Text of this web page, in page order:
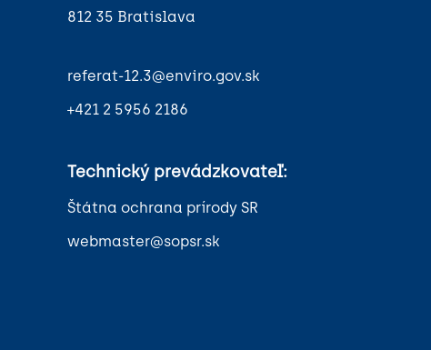
812 35 Bratislava
referat-12.3@enviro.gov.sk
+421 2 5956 2186
Technický prevádzkovateľ:
Štátna ochrana prírody SR
webmaster@sopsr.sk